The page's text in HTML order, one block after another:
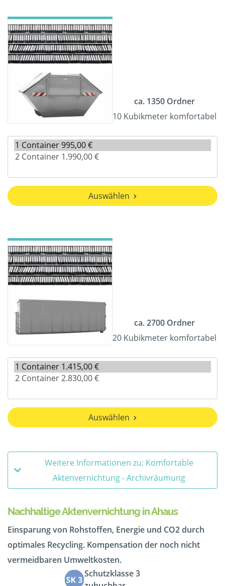
ca. 1350 Ordner
10 Kubikmeter komfortabel
Auswählen
ca. 2700 Ordner
20 Kubikmeter komfortabel
Auswählen
Weitere Informationen zu: Komfortable
Aktenvernichtung - Archivräumung
Nachhaltige Aktenvernichtung in Ahaus
Einsparung von Rohstoffen, Energie und CO2 durch
optimales Recycling. Kompensation der noch nicht
vermeidbaren Umweltkosten.
Schutzklasse 3